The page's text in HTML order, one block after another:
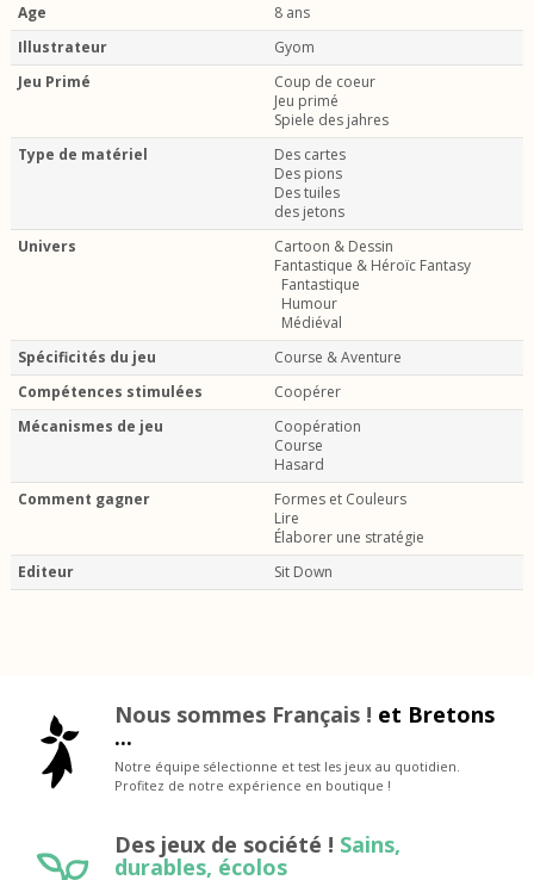
Age
8 ans
Illustrateur
Gyom
Jeu Primé
Coup de coeur
Jeu primé
Spiele des jahres
Type de matériel
Des cartes
Des pions
Des tuiles
des jetons
Univers
Cartoon & Dessin
Fantastique & Héroïc Fantasy
Fantastique
Humour
Médiéval
Spécificités du jeu
Course & Aventure
Compétences stimulées
Coopérer
Mécanismes de jeu
Coopération
Course
Hasard
Comment gagner
Formes et Couleurs
Lire
Élaborer une stratégie
Editeur
Sit Down
Nous sommes Français ! et Bretons
...
Notre équipe sélectionne et test les jeux au quotidien.
Profitez de notre expérience en boutique !
Des jeux de société ! Sains,
durables, écolos